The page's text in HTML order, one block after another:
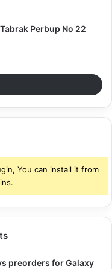
Perbup No 22
You can install it from
preorders for Galaxy